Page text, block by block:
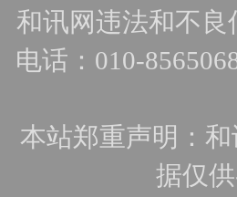
和讯网违法和不良
电话：010-
本站郑重声明：
据仅